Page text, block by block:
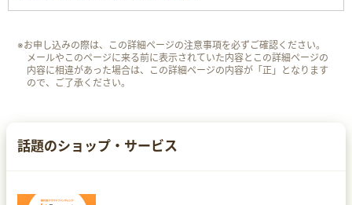
※お申し込みの際は、この詳細ページの注意事項を必ずご確認ください。
メールやこのページに来る前に表示されていた内容とこの詳細ページの
内容に相違があった場合は、この詳細ページの内容が「正」となります
ので、ご了承ください。
話題のショップ・サービス